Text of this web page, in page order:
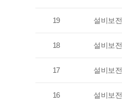
19 설비보전
18 설비보전
17 설비보전
16 설비보전